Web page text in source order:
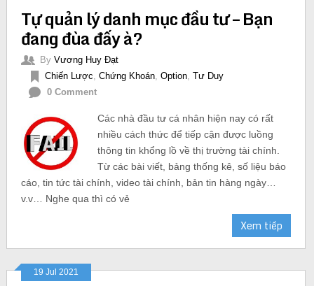
Tự quản lý danh mục đầu tư – Bạn
đang đùa đấy à?
By Vương Huy Đạt
Chiến Lược Chứng Khoán, Option, Tư Duy
0 Comment
Các nhà đầu tư cá nhân hiện nay có rất
nhiều cách thức để tiếp cận được luồng
thông tin khổng lồ về thị trường tài chính.
Từ các bài viết, bảng thống kê, số liệu báo
cáo, tin tức tài chính, video tài chính, bản tin hàng ngày…
v.v… Nghe qua thì có vẻ
Xem tiếp
19 Jul 2021